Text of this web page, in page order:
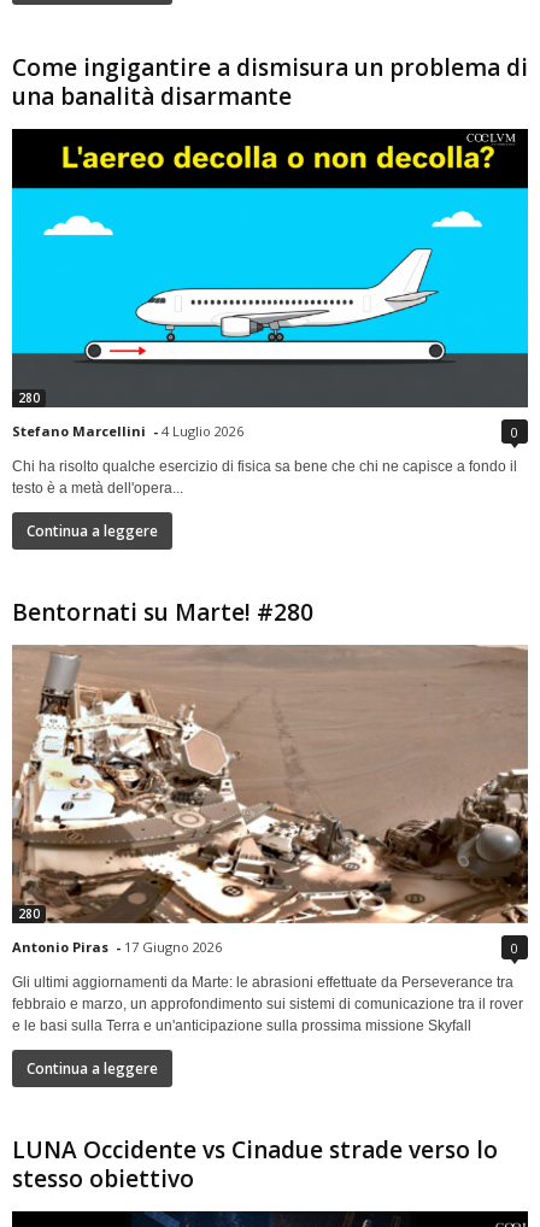
Come ingigantire a dismisura un problema di
una banalità disarmante
280
Stefano Marcellini - 4 Luglio 2026 0
Chi ha risolto qualche esercizio di fisica sa bene che chi ne capisce a fondo il
testo è a metà dell'opera...
Continua a leggere
Bentornati su Marte! #280
280
Antonio Piras - 17 Giugno 2026 0
Gli ultimi aggiornamenti da Marte: le abrasioni effettuate da Perseverance tra
febbraio e marzo, un approfondimento sui sistemi di comunicazione tra il rover
e le basi sulla Terra e un'anticipazione sulla prossima missione Skyfall
Continua a leggere
LUNA Occidente vs Cinadue strade verso lo
stesso obiettivo